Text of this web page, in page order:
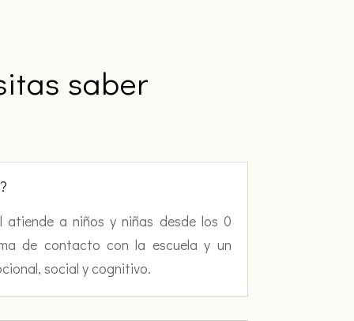
saber
a niños y niñas desde los 0
de contacto con la escuela y un
social y cognitivo.